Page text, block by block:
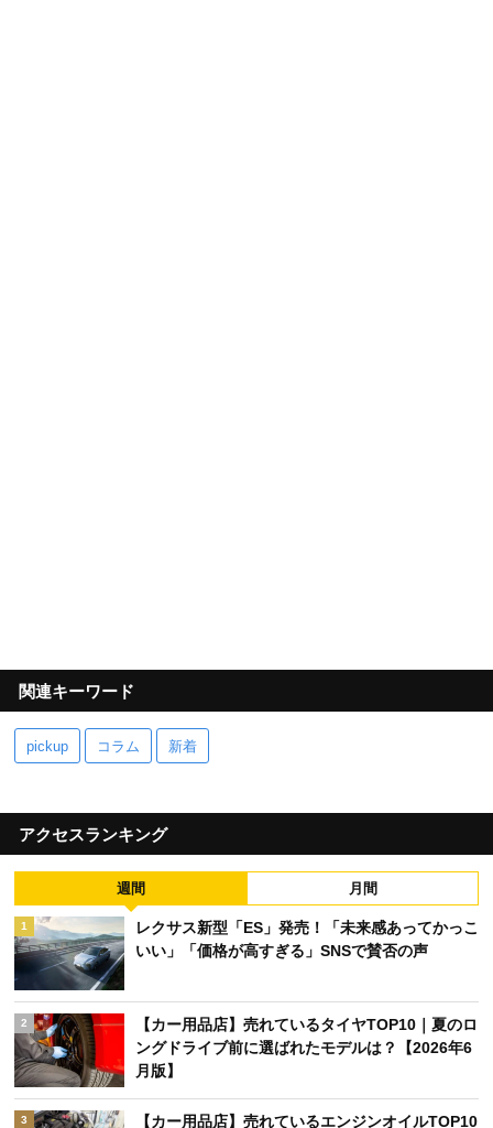
関連キーワード
pickup コラム 新着
アクセスランキング
週間 月間
1
レクサス新型「ES」発売！「未来感あってかっこ
いい」「価格が高すぎる」SNSで賛否の声
2
【カー用品店】売れているタイヤTOP10｜夏のロ
ングドライブ前に選ばれたモデルは？【2026年6
月版】
3 【カー用品店】売れているエンジンオイルTOP10